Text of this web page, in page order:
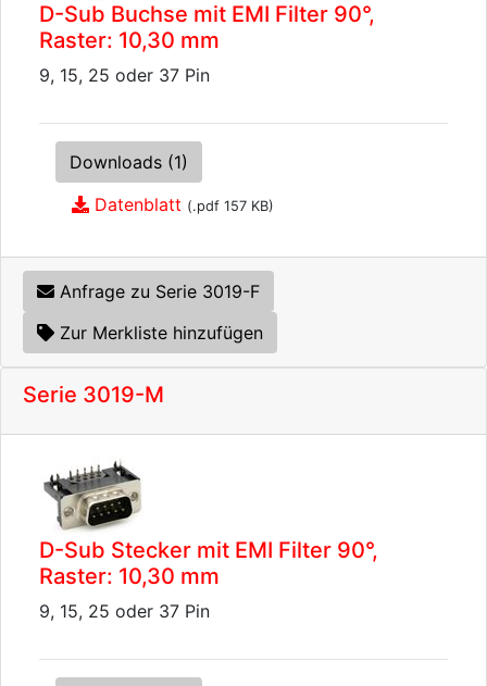
D-Sub Buchse mit EMI Filter 90°,
Raster: 10,30 mm
9, 15, 25 oder 37 Pin
Downloads (1)
Datenblatt (.pdf 157 KB)
Anfrage zu Serie 3019-F
Zur Merkliste hinzufügen
Serie 3019-M
D-Sub Stecker mit EMI Filter 90°,
Raster: 10,30 mm
9, 15, 25 oder 37 Pin